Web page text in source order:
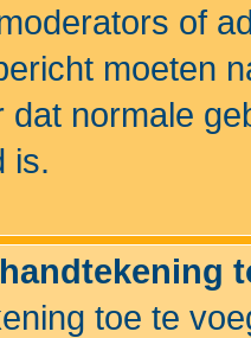
of
moeten
dat normale
is.
toe te